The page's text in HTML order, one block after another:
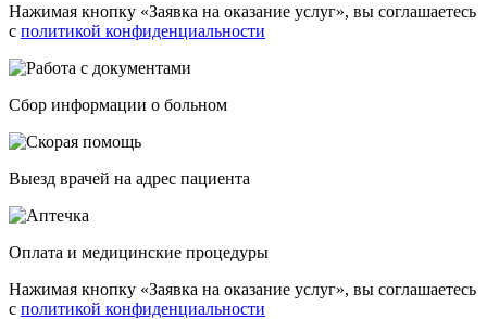
Нажимая кнопку «Заявка на оказание услуг», вы соглашаетесь
с политикой конфиденциальности
Cбор информации о больном
Выезд врачей на адрес пациента
Оплата и медицинские процедуры
Нажимая кнопку «Заявка на оказание услуг», вы соглашаетесь
с политикой конфиденциальности